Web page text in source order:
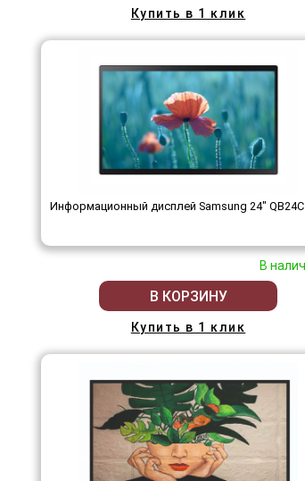
Купить в 1 клик
Информационный дисплей Samsung 24" QB24C
В
В КОРЗИНУ
Купить в 1 клик